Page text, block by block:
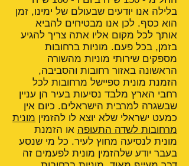
בלילה אנו יודעים שבעולם של ימינו, זמן
הוא כסף. לכן אנו מבטיחים להביא
אותך לכל מקום אליו אתה צריך להגיע
בזמן, בכל פעם. מוניות ברחובות
מספקים שירותי מוניות מהשורה
הראשונה באזור רחובות והסביבה,
הזמנת מונית ספיישל מרחובות לכל
רחבי הארץ מלבד נסיעות בעיר הן עניין
שבשגרה למרבית הישראלים. כיום אין
כמעט ישראלי שלא יוצא לו להזמין מונית
מרחובות לשדה התעופה או הזמנת
מונית לנסיעה מחוץ לעיר. כל מי שנסע
בעבר יודע שלהזמין מונית לפעמים זה